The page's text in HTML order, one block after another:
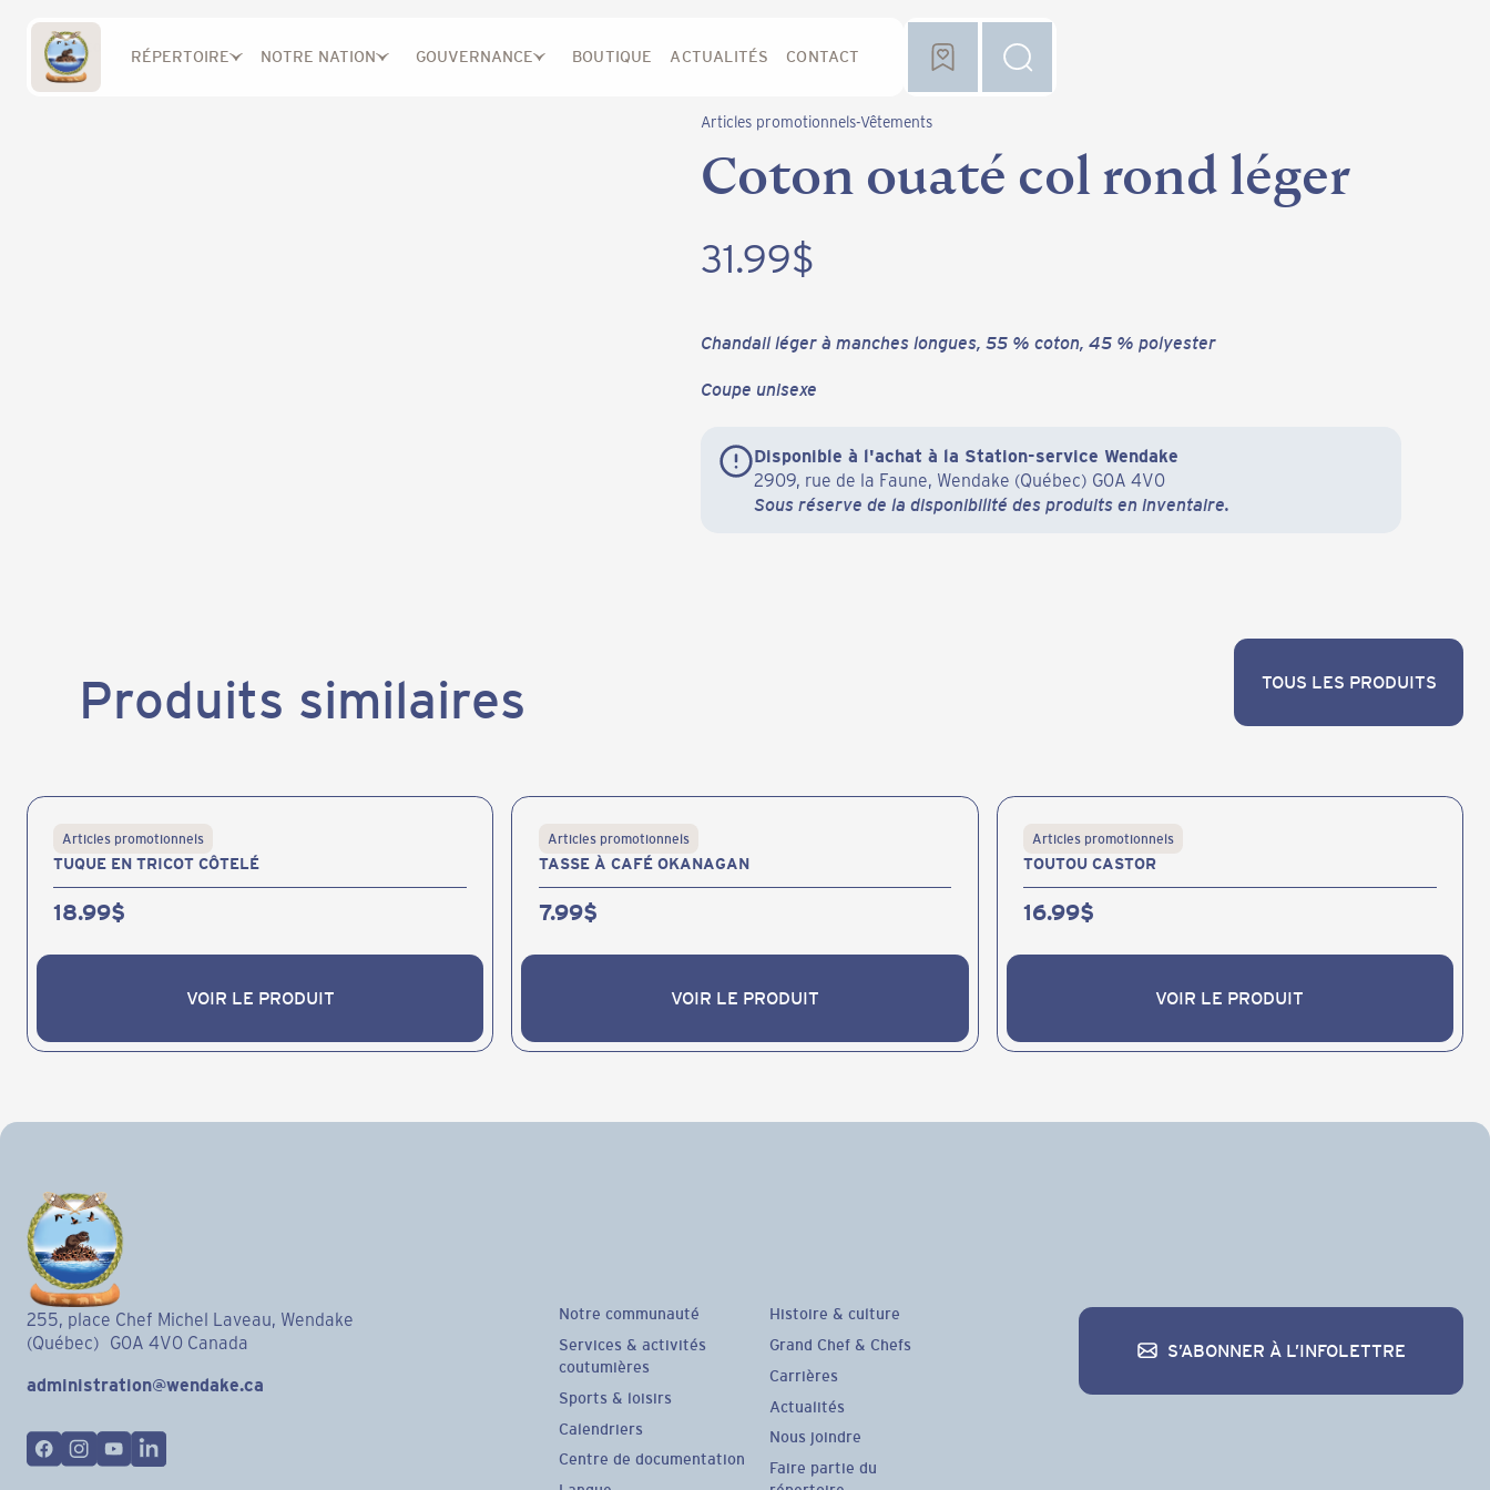
RÉPERTOIRE NOTRE NATION GOUVERNANCE BOUTIQUE ACTUALITÉS CONTACT
Retour à la boutique
Articles promotionnels-Vêtements
Coton ouaté col rond léger
31.99$
Chandail léger à manches longues, 55 % coton, 45 % polyester
Coupe unisexe
Disponible à l'achat à la Station-service Wendake
2909, rue de la Faune, Wendake (Québec) G0A 4V0
Sous réserve de la disponibilité des produits en inventaire.
Produits similaires TOUS LES PRODUITS
TOUS LES PRODUITS
Articles promotionnels
TUQUE EN TRICOT CÔTELÉ
18.99$
VOIR LE PRODUIT
VOIR LE PRODUIT
Articles promotionnels
TASSE À CAFÉ OKANAGAN
7.99$
VOIR LE PRODUIT
VOIR LE PRODUIT
Articles promotionnels
TOUTOU CASTOR
16.99$
VOIR LE PRODUIT
VOIR LE PRODUIT
255, place Chef Michel Laveau, Wendake
(Québec) G0A 4V0 Canada
administration@wendake.ca
Notre communauté
Services & activités
coutumières
Sports & loisirs
Calendriers
Centre de documentation
Histoire & culture
Grand Chef & Chefs
Carrières
Actualités
Nous joindre
Faire partie du
S’ABONNER À L’INFOLETTRE
S’abonner à l’infolettre